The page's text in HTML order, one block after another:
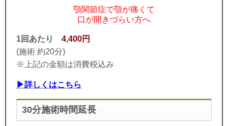
顎関節症で顎が痛くて
口が開きづらい方へ
1回あたり
4,400円
(施術 約20分)
※上記の金額は消費税込み
▶詳しくはこちら
30分施術時間延長